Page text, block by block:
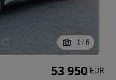
1 / 6
53 950 EUR